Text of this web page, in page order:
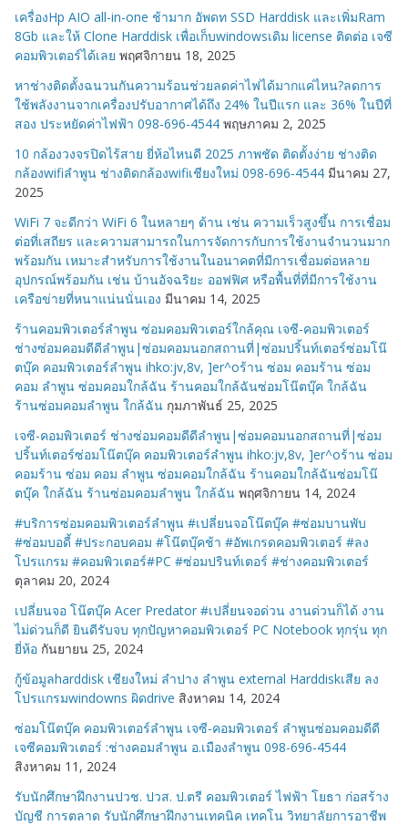
มู่
เครื่องHp AIO all-in-one ช้ามาก อัพดท SSD Harddisk และเพิ่มRam
8Gb และให้ Clone Harddisk เพื่อเก็บwindowsเดิม license ติดต่อ เจซี
คอมพิวเตอร์ได้เลย พฤศจิกายน 18, 2025
หาช่างติดตั้งฉนวนกันความร้อนช่วยลดค่าไฟได้มากแค่ไหน?ลดการ
ใช้พลังงานจากเครื่องปรับอากาศได้ถึง 24% ในปีแรก และ 36% ในปีที่
สอง ประหยัดค่าไฟฟ้า 098-696-4544 พฤษภาคม 2, 2025
10 กล้องวงจรปิดไร้สาย ยี่ห้อไหนดี 2025 ภาพชัด ติดตั้งง่าย ช่างติด
กล้องwifiลำพูน ช่างติดกล้องwifiเชียงใหม่ 098-696-4544 มีนาคม 27,
2025
WiFi 7 จะดีกว่า WiFi 6 ในหลายๆ ด้าน เช่น ความเร็วสูงขึ้น การเชื่อม
ต่อที่เสถียร และความสามารถในการจัดการกับการใช้งานจำนวนมาก
พร้อมกัน เหมาะสำหรับการใช้งานในอนาคตที่มีการเชื่อมต่อหลาย
อุปกรณ์พร้อมกัน เช่น บ้านอัจฉริยะ ออฟฟิศ หรือพื้นที่ที่มีการใช้งาน
เครือข่ายที่หนาแน่นนั่นเอง มีนาคม 14, 2025
ร้านคอมพิวเตอร์ลำพูน ซ่อมคอมพิวเตอร์ใกล้คุณ เจซี-คอมพิวเตอร์
ช่างซ่อมคอมดีดีลำพูน|ซ่อมคอมนอกสถานที่|ซ่อมปริ้นท์เตอร์ซ่อมโน๊
ตบุ๊ค คอมพิวเตอร์ลำพูน ihko:jv,8v, ]er^oร้าน ซ่อม คอมร้าน ซ่อม
คอม ลำพูน ซ่อมคอมใกล้ฉัน ร้านคอมใกล้ฉันซ่อมโน๊ตบุ๊ค ใกล้ฉัน
ร้านซ่อมคอมลำพูน ใกล้ฉัน กุมภาพันธ์ 25, 2025
เจซี-คอมพิวเตอร์ ช่างซ่อมคอมดีดีลำพูน|ซ่อมคอมนอกสถานที่|ซ่อม
ปริ้นท์เตอร์ซ่อมโน๊ตบุ๊ค คอมพิวเตอร์ลำพูน ihko:jv,8v, ]er^oร้าน ซ่อม
คอมร้าน ซ่อม คอม ลำพูน ซ่อมคอมใกล้ฉัน ร้านคอมใกล้ฉันซ่อมโน๊
ตบุ๊ค ใกล้ฉัน ร้านซ่อมคอมลำพูน ใกล้ฉัน พฤศจิกายน 14, 2024
#บริการซ่อมคอมพิวเตอร์ลำพูน #เปลี่ยนจอโน๊ตบุ๊ค #ซ่อมบานพับ
#ซ่อมบอดี้ #ประกอบคอม #โน๊ตบุ๊คช้า #อัพเกรดคอมพิวเตอร์ #ลง
โปรแกรม #คอมพิวเตอร์#PC #ซ่อมปรินท์เตอร์ #ช่างคอมพิวเตอร์
ตุลาคม 20, 2024
เปลี่ยนจอ โน๊ตบุ๊ค Acer Predator #เปลี่ยนจอด่วน งานด่วนก็ได้ งาน
ไม่ด่วนก็ดี ยินดีรับจบ ทุกปัญหาคอมพิวเตอร์ PC Notebook ทุกรุ่น ทุก
ยี่ห้อ กันยายน 25, 2024
กู้ข้อมูลharddisk เชียงใหม่ ลำปาง ลำพูน external Harddiskเสีย ลง
โปรแกรมwindowns ผิดdrive สิงหาคม 14, 2024
ซ่อมโน๊ตบุ๊ค คอมพิวเตอร์ลำพูน เจซี-คอมพิวเตอร์ ลำพูนซ่อมคอมดีดี
เจซีคอมพิวเตอร์ :ช่างคอมลำพูน อ.เมืองลำพูน 098-696-4544
สิงหาคม 11, 2024
รับนักศึกษาฝึกงานปวช. ปวส. ป.ตรี คอมพิวเตอร์ ไฟฟ้า โยธา ก่อสร้าง
บัญชี การตลาด รับนักศึกษาฝึกงานเทคนิค เทคโน วิทยาลัยการอาชีพ